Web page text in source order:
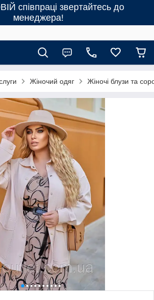
співпраці звертайтесь до
менеджера!
Жіночий одяг Жіночі блузи та